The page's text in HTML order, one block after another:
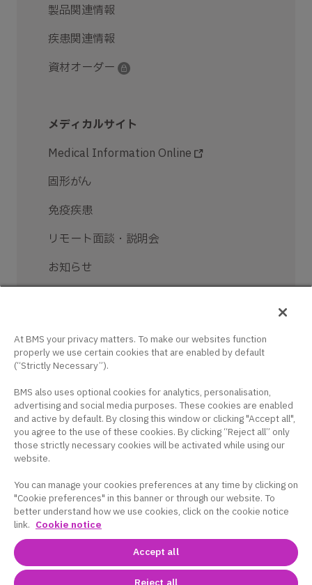
製品関連情報
疾患関連情報
資材オーダー
メディカルサイト
Medical Information Online
固形がん
免疫疾患
リモート面談・説明会
お知らせ
コーポレートサイト ｜サイトマップ｜プラ
イバシーポリシー
｜クッキー設定｜サイト
このサイトは、日本国内の医療関係者の方を対象に
ブリストル・マイヤーズ スクイブ株式会社の医療用
医薬品を適正にご使用いただくために作成したもの
At BMS your privacy matters. To make our websites function
properly we use certain cookies that are enabled by default
(“Strictly Necessary”).
BMS also uses optional cookies for analytics, personalisation,
advertising and social media purposes. These cookies are enabled
and active by default. By closing this window or clicking "Accept all",
you agree to the use of these cookies. By clicking “Reject all” only
those strictly necessary cookies will be activated while using our
website.
You can manage your cookies preferences at any time by clicking on
"Cookie preferences" in this banner or through our website. To
better understand how we use cookies, click on the cookie notice
link. Cookie notice
Accept all